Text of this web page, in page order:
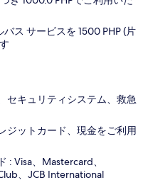
ス サービスを 1500 PHP (片
セキュリティシステム、救急
ジットカード、現金をご利用
: Visa、Mastercard、
、JCB International